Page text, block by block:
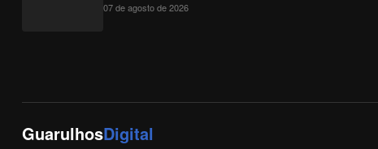
07 de agosto de 2026
GuarulhosDigital